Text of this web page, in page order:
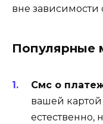
вне зависимости
Популярные
Смс о
вашей
естественно,